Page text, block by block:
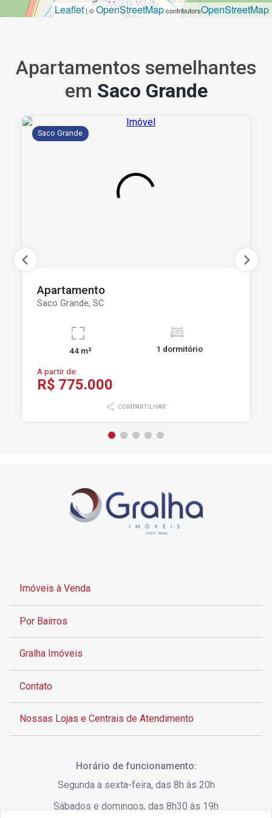
Leaflet| ©OpenStreetMapcontributorsOpenStreetMap
Apartamentos semelhantes
em Saco Grande
Saco Grande
Apartamento
Saco Grande, SC
44 m² 1 dormitório
A partir de:
R$ 775.000
COMPARTILHAR
Imóveis à Venda
Por Bairros
Gralha Imóveis
Contato
Nossas Lojas e Centrais de Atendimento
Horário de funcionamento:
Segunda a sexta-feira, das 8h às 20h
Sábados e domingos, das 8h30 às 19h